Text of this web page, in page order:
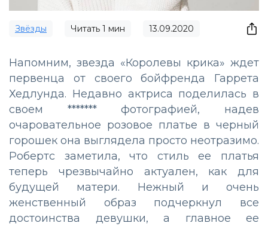
Звёзды Читать 1 мин 13.09.2020
Напомним, звезда «Королевы крика» ждет
первенца от своего бойфренда Гаррета
Хедлунда. Недавно актриса поделилась в
своем ******* фотографией, надев
очаровательное розовое платье в черный
горошек она выглядела просто неотразимо.
Робертс заметила, что стиль ее платья
теперь чрезвычайно актуален, как для
будущей матери. Нежный и очень
женственный образ подчеркнул все
достоинства девушки, а главное ее